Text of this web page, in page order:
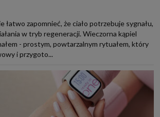
łatwo zapomnieć, że ciało potrzebuje sygnału,
w tryb regeneracji. Wieczorna kąpiel
- prostym, powtarzalnym rytuałem, który
i przygoto...